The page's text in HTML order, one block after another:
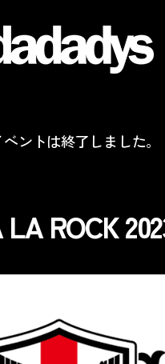
ントは終了しました。
ROCK